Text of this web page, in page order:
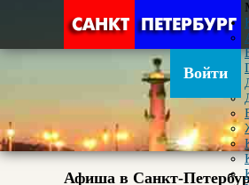
Войти
Афиша в Санкт-